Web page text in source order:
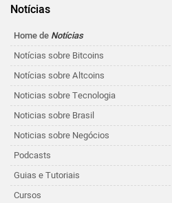
Notícias
Home de Notícias
Notícias sobre Bitcoins
Notícias sobre Altcoins
Noticias sobre Tecnologia
Noticias sobre Brasil
Noticias sobre Negócios
Podcasts
Guias e Tutoriais
Cursos